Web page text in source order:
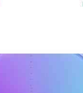
Game. These are